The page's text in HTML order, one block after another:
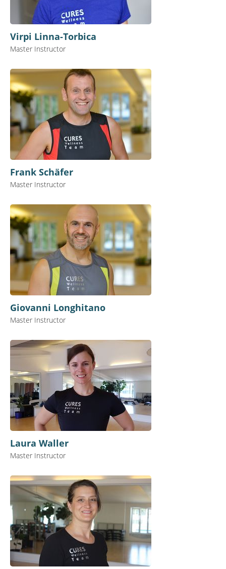
Virpi Linna-Torbica
Master Instructor
Frank Schäfer
Master Instructor
Giovanni Longhitano
Master Instructor
Laura Waller
Master Instructor